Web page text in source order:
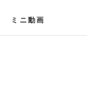
ミニ動画